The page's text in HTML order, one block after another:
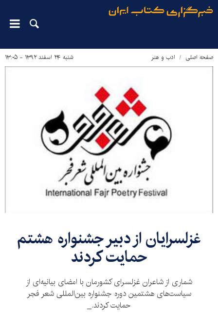
صفحه اصلی ادب و هنر شنبه ۲۴ اسفند ۱۳۹۲ - ۱۳:۰۵
غزلسرایان از دبیر جشنواره هشتم
حمایت کردند
شماری از شاعران غزلسرای کشورمان با امضای بیانیه‌ای از
سیاست‌های هشتمین دوره جشنواره بین‌المللی شعر فجر
حمایت کردند._